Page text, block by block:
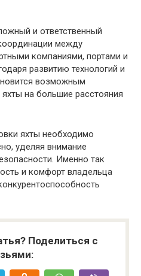
и ответственный
между
компаниями, портами и
развитию технологий и
возможным
на большие расстояния
яхты необходимо
уделяя внимание
Именно так
и комфорт владельца
Поделиться с